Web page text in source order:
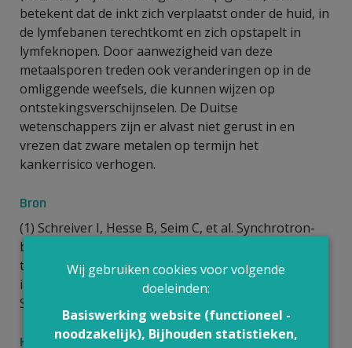
betekent dat de inkt zich verplaatst onder de huid, in
de lymfebanen terechtkomt en zich opstapelt in
lymfeknopen. Door aanwezigheid van deze
metaalsporen treden ook veranderingen op in de
omliggende weefsels, die kunnen wijzen op
ontstekingsverschijnselen. De Duitse
wetenschappers zijn er alvast niet gerust in en
vrezen dat zware metalen op termijn het
kankerrisico verhogen.
Bron
(1) Schreiver I, Hesse B, Seim C, et al. Synchrotron-
based ν-XRF mapping and μ-FTIR microscopy enable
to look into the fate and effects of tattoo pigments
in human skin.Scientific Reports. Published online
September 12 2017
Hoe moeten we dit nieuws interpreteren?
Wij gebruiken cookies voor volgende
doeleinden:
Basiswerking website (functioneel -
noodzakelijk), Bijhouden statistieken,